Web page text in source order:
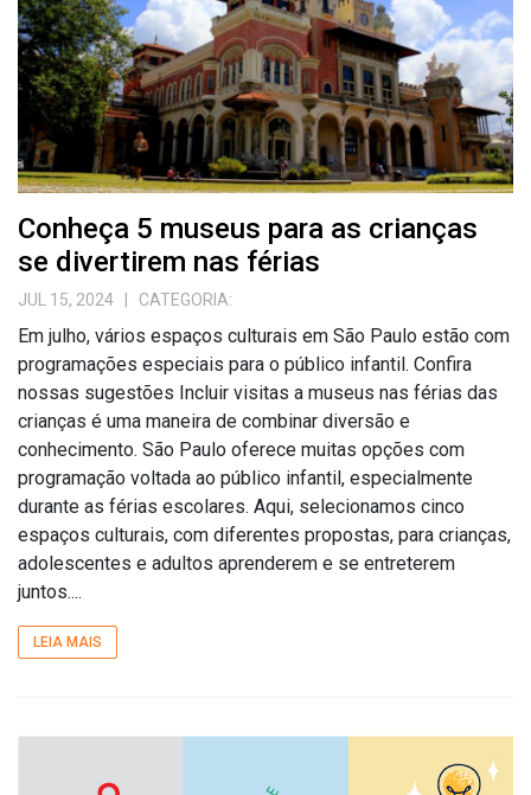
Conheça 5 museus para as crianças
se divertirem nas férias
JUL 15, 2024 | CATEGORIA:
Em julho, vários espaços culturais em São Paulo estão com
programações especiais para o público infantil. Confira
nossas sugestões Incluir visitas a museus nas férias das
crianças é uma maneira de combinar diversão e
conhecimento. São Paulo oferece muitas opções com
programação voltada ao público infantil, especialmente
durante as férias escolares. Aqui, selecionamos cinco
espaços culturais, com diferentes propostas, para crianças,
adolescentes e adultos aprenderem e se entreterem
juntos....
LEIA MAIS